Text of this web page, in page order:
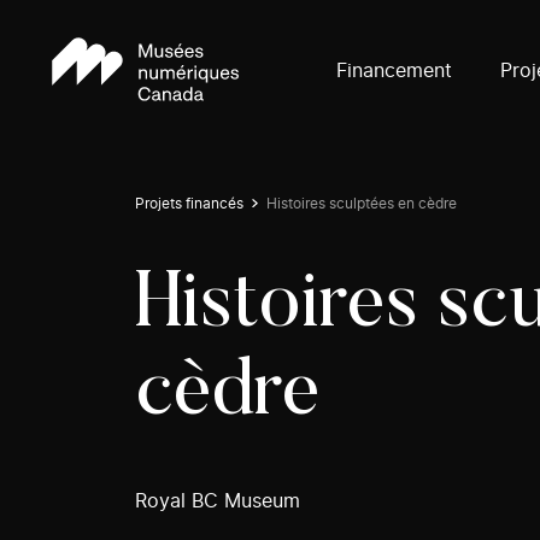
Financement
Projets financés Histoires sculptées en cèdre
Histoires
cèdre
Royal BC Museum